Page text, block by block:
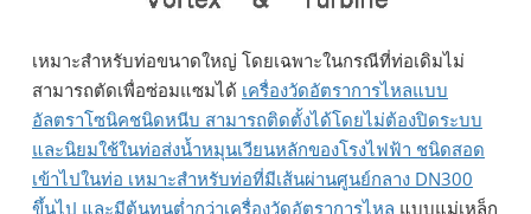
เหมาะสำหรับท่อขนาดใหญ่ โดยเฉพาะในกรณีที่ท่อเดิมไม่
สามารถตัดเพื่อซ่อมแซมได้ เครื่องวัดอัตราการไหลแบบ
อัลตราโซนิคชนิดหนีบ สามารถติดตั้งได้โดยไม่ต้องปิดระบบ
และนิยมใช้ในท่อส่งน้ำหมุนเวียนหลักของโรงไฟฟ้า ชนิดสอด
เข้าไปในท่อ เหมาะสำหรับท่อที่มีเส้นผ่านศูนย์กลาง DN300
ขึ้นไป และมีต้นทุนต่ำกว่าเครื่องวัดอัตราการไหล แบบแม่เหล็ก